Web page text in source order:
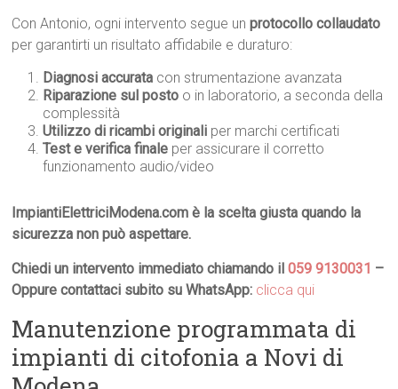
Con Antonio, ogni intervento segue unprotocollo collaudato
per garantirti un risultato affidabile e duraturo:
Diagnosi accurata con strumentazione avanzata
Riparazione sul posto o in laboratorio, a seconda della
complessità
Utilizzo di ricambi originali per marchi certificati
Test e verifica finale per assicurare il corretto
funzionamento audio/video
ImpiantiElettriciModena.com è la scelta giusta quando la
sicurezza non può aspettare.
Chiedi un intervento immediato chiamando il059 9130031 –
Oppure contattaci subito su WhatsApp: clicca qui
Manutenzione programmata di
impianti di citofonia a Novi di